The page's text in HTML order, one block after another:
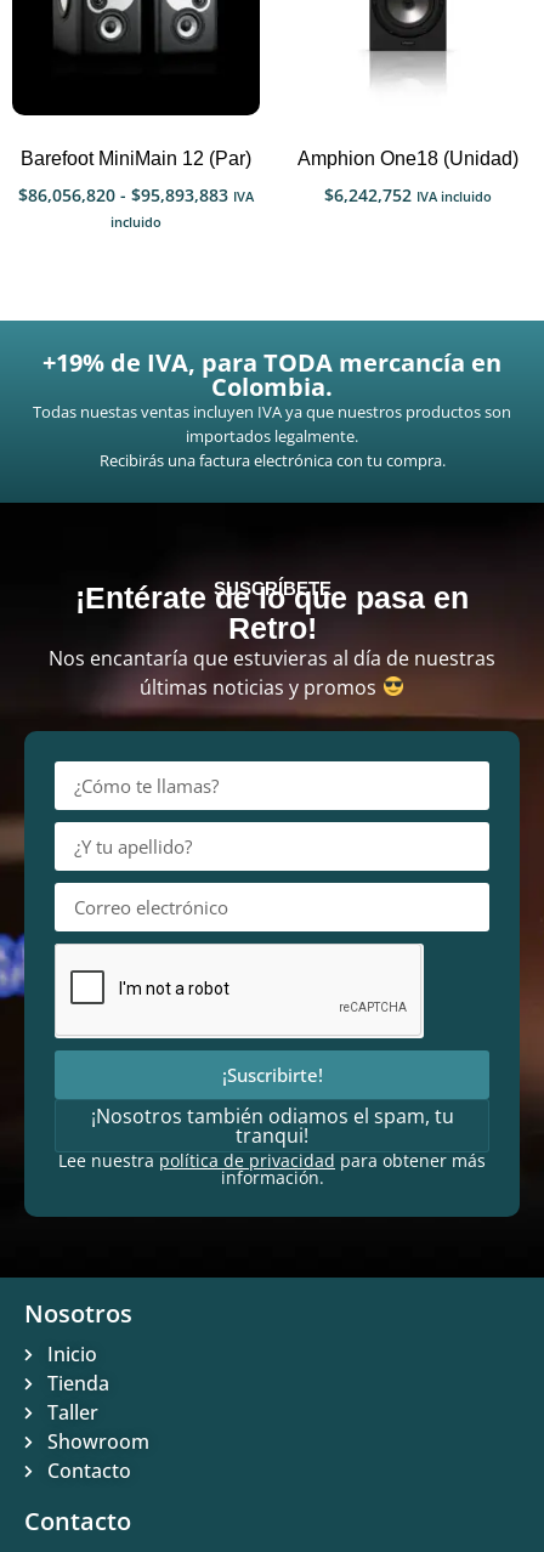
Barefoot MiniMain 12 (Par)
$86,056,820 - $95,893,883 IVA
incluido
Amphion One18 (Unidad)
$6,242,752 IVA incluido
+19% de IVA, para TODA mercancía en
Colombia.
Todas nuestas ventas incluyen IVA ya que nuestros productos son
importados legalmente.
Recibirás una factura electrónica con tu compra.
SUSCRÍBETE
¡Entérate de lo que pasa en
Retro!
Nos encantaría que estuvieras al día de nuestras
últimas noticias y promos
¡Suscribirte!
¡Nosotros también odiamos el spam, tu
tranqui!
Lee nuestra política de privacidad para obtener más
información.
Nosotros
Inicio
Tienda
Taller
Showroom
Contacto
Contacto